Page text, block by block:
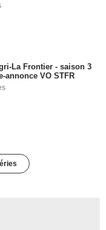
La Frontier - saison 3
annonce VO STFR